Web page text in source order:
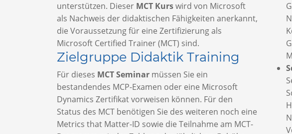
unterstützen. Dieser MCT Kurswird von Microsoft
als Nachweis der didaktischen Fähigkeiten anerkannt,
die Voraussetzung für eine Zertifizierung als
Microsoft Certified Trainer (MCT) sind.
Zielgruppe Didaktik Training
Für dieses MCT Seminar müssen Sie ein
bestandendes MCP-Examen oder eine Microsoft
Dynamics Zertifikat vorweisen können. Für den
Status des MCT benötigen Sie des weiteren noch eine
Metrics that Matter-ID sowie die Teilnahme am MCT-